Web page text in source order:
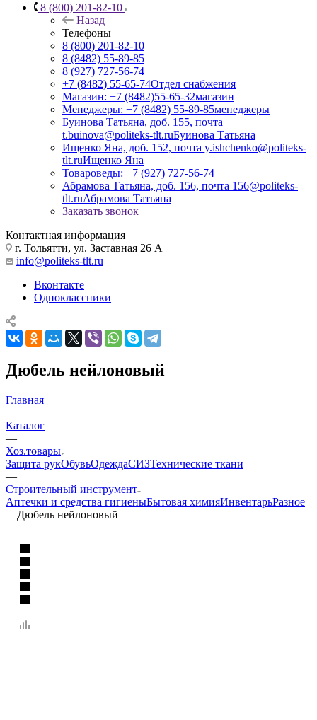
8 (800) 201-82-10
Назад
Телефоны
8 (800) 201-82-10
8 (8482) 55-89-85
8 (927) 727-56-74
+7 (8482) 55-65-74Отдел снабжения
Магазин: +7 (8482)55-65-32магазин
Менеджеры: +7 (8482) 55-89-85менеджеры
Буинова Татьяна, доб. 155, почта
t.buinova@politeks-tlt.ruБуинова Татьяна
Ищенко Яна, доб. 152, почта y.ishchenko@politeks-
tlt.ruИщенко Яна
Товароведы: +7 (927) 727-56-74
Абрамова Татьяна, доб. 156, почта 156@politeks-
tlt.ruАбрамова Татьяна
Заказать звонок
Контактная информация
г. Тольятти, ул. Заставная 26 А
info@politeks-tlt.ru
Вконтакте
Одноклассники
Дюбель нейлоновый
Главная
—
Каталог
—
Хоз.товары
Защита рукОбувьОдеждаСИЗТехнические ткани
—
Строительный инструмент
Аптечки и средства гигиеныБытовая химияИнвентарьРазное
—Дюбель нейлоновый